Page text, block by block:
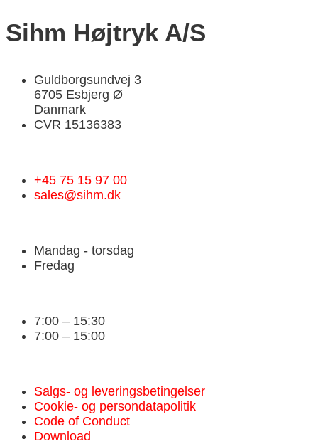
Sihm Højtryk A/S
Guldborgsundvej 3
6705 Esbjerg Ø
Danmark
CVR 15136383
+45 75 15 97 00
sales@sihm.dk
Mandag - torsdag
Fredag
7:00 – 15:30
7:00 – 15:00
Salgs- og leveringsbetingelser
Cookie- og persondatapolitik
Code of Conduct
Download